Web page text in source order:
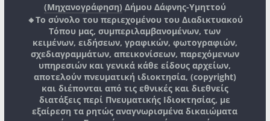
(Μηχανογράφηση) Δήμου Δάφνης-Υμηττού
🔸Το σύνολο του περιεχομένου του Διαδικτυακού
Τόπου μας, συμπεριλαμβανομένων, των
κειμένων, ειδήσεων, γραφικών, φωτογραφιών,
σχεδιαγραμμάτων, απεικονίσεων, παρεχόμενων
υπηρεσιών και γενικά κάθε είδους αρχείων,
αποτελούν πνευματική ιδιοκτησία, (copyright)
και διέπονται από τις εθνικές και διεθνείς
διατάξεις περί Πνευματικής Ιδιοκτησίας, με
εξαίρεση τα ρητώς αναγνωρισμένα δικαιώματα